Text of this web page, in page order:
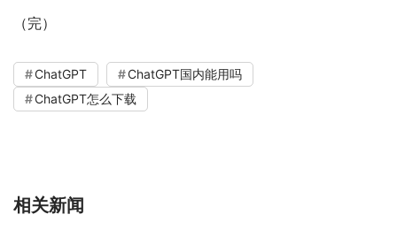
（完）
ChatGPT
ChatGPT国内能用吗
ChatGPT怎么下载
相关新闻